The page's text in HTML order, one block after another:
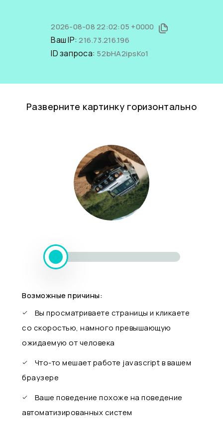
2026-08-08 22:02:05 +0000
Ваш IP:216.73.216.196
ID запроса: 52bHA2ipsKo1
Разверните картинку горизонтально
Возможные причины:
Вы просматриваете страницы и кликаете
со скоростью, намного превышающую
ожидаемую от человека
Что-то мешает работе javascript в вашем
браузере
Ваше поведение похоже на поведение
автоматизированных систем